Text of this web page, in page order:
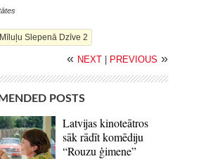
Mīluļu Slepenā Dzīve 2
« NEXT PREVIOUS »
POSTS
Latvijas kinoteātros
sāk rādīt komēdiju
“Rouzu ģimene”